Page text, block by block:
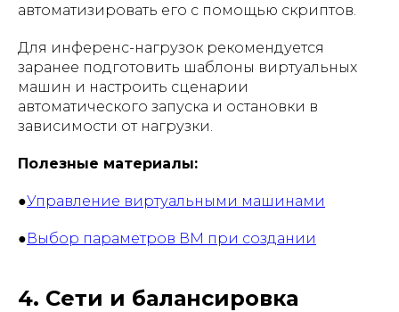
автоматизировать его с помощью скриптов.
Для инференс-нагрузок рекомендуется
заранее подготовить шаблоны виртуальных
машин и настроить сценарии
автоматического запуска и остановки в
зависимости от нагрузки.
Полезные материалы:
●Управление виртуальными машинами
●Выбор параметров ВМ при создании
4. Сети и балансировка